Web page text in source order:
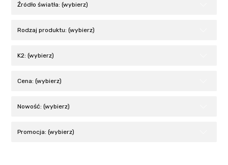
Źródło światła: (wybierz)
Rodzaj produktu: (wybierz)
K2: (wybierz)
Cena: (wybierz)
Nowość: (wybierz)
Promocja: (wybierz)